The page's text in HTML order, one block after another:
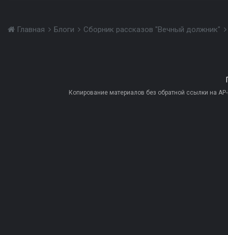
Главная Блоги Сборник рассказов "Вечный должник"
Копирование материалов без обратной ссылки на